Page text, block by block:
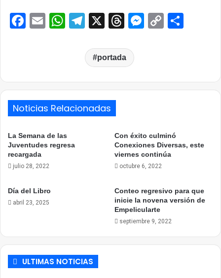
Facebook
EmailWhatsApp
Telegram
X ThreadsCopy
portada
Noticias Relacionadas
La Semana de las
Juventudes regresa
recargada
julio 28, 2022
Con éxito culminó
Conexiones Diversas, este
viernes continúa
octubre 6, 2022
Día del Libro
abril 23, 2025
Conteo regresivo para que
inicie la novena versión de
Empelicularte
septiembre 9, 2022
ULTIMAS NOTICIAS